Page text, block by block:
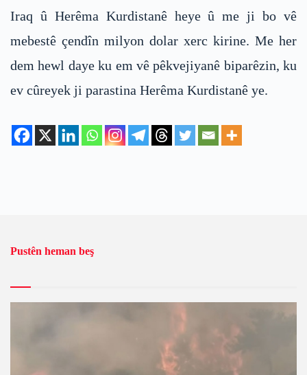
Iraq û Herêma Kurdistanê heye û me ji bo vê
mebestê çendîn milyon dolar xerc kirine. Me her
dem hewl daye ku em vê pêkvejiyanê biparêzin, ku
ev cûreyek ji parastina Herêma Kurdistanê ye.
Pustên heman beş